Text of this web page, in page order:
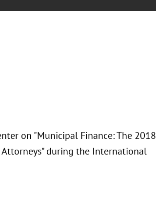
on "Municipal Finance: The 2018
during the International